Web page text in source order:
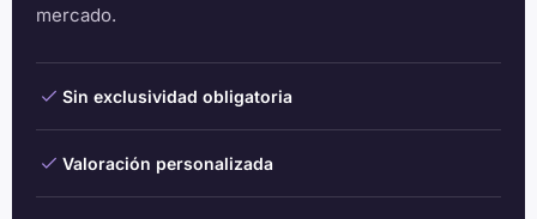
mercado.
Sin exclusividad obligatoria
Valoración personalizada